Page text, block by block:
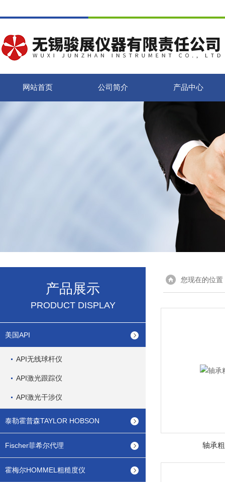
网站首页 公司简介 产品中心
产品展示
PRODUCT DISPLAY
美国API
API无线球杆仪
API激光跟踪仪
API激光干涉仪
泰勒霍普森TAYLOR HOBSON
Fischer菲希尔代理
霍梅尔HOMMEL粗糙度仪
您现在的位置
轴承